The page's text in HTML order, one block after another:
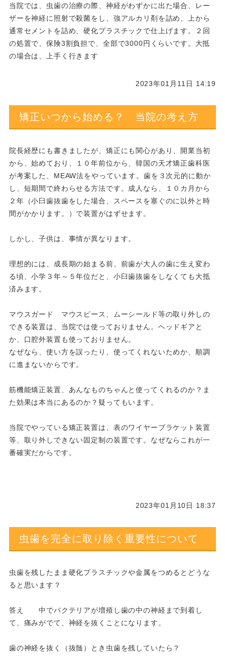
当院では、虫歯の治療の際、神経がわずかに出た場合、レー
ザーを神経に照射で殺菌をし、強アルカリ剤を詰め、上から
通常セメントを詰め、硬化プラスチックで仕上げます。２回
の処置で、保険3割負担で、全部で3000円くらいです。大抵
の場合は、上手く行きます
2023年01月11日 14:19
矯正いつから始める？ 当院の考え方
院長経歴にも書きましたが、矯正にも関心があり、開業当初
から、始めており、１０年前位から、韓国の天才矯正歯科医
が考案した、MEAW法をやっています。歯を３次元的に動か
し、短期間で終わらせる方法です。成人なら、１０カ月から
２年（小臼歯抜歯をした場合、スペースを塞ぐのに以外と時
間がかかります。）で装置がはずせます。
しかし、子供は、事情が異なります。
理想的には、成長期の始まる前、前歯が大人の歯に生え変わ
る頃、小学３年～５年位だと、小臼歯抜歯をしなくても大抵
済みます。
マウスガード マウスピース、ムーシールド等の取り外しの
できる装置は、当院では使っておりません。ヘッドギアと
か、口腔外装置も使っておりません。
なぜなら、使い方を誤ったり、使ってくれないためか、順調
に進まないからです。
筋機能矯正装置、あんなものちゃんと使ってくれるのか？ま
た効果は本当にあるのか？疑ってもいます。
当院でやっている矯正装置は、表のワイヤーブラケット装置
等、取り外しできない固定制の装置です。なぜならこれが一
番確実だからです。
2023年01月10日 18:37
虫歯を完全に取り除く重要性について
虫歯を残したまま硬化プラスチックや金属をつめるとどうな
ると思います？
答え 中でバクテリアが増殖し歯の中の神経まで到着し
て、痛みがでて、神経を抜くことになります。
歯の神経を抜く（抜髄）とき虫歯を残していたら？